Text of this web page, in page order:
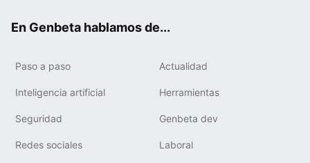
En Genbeta hablamos de...
Paso a paso Actualidad
Inteligencia artificial Herramientas
Seguridad Genbeta dev
Redes sociales Laboral